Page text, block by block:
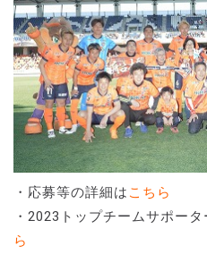
・応募等の詳細は こちら
・2023トップチームサポー
ら